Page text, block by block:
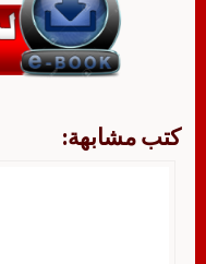
كتب مشابهة: